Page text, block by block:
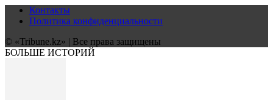
Контакты
Политика конфиденциальности
© «Tribune.kz» | Все права защищены
БОЛЬШЕ ИСТОРИЙ